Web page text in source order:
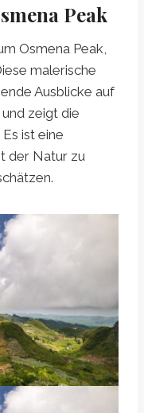
Peak
Osmena Peak,
malerische
Ausblicke auf
zeigt die
ist eine
der Natur zu